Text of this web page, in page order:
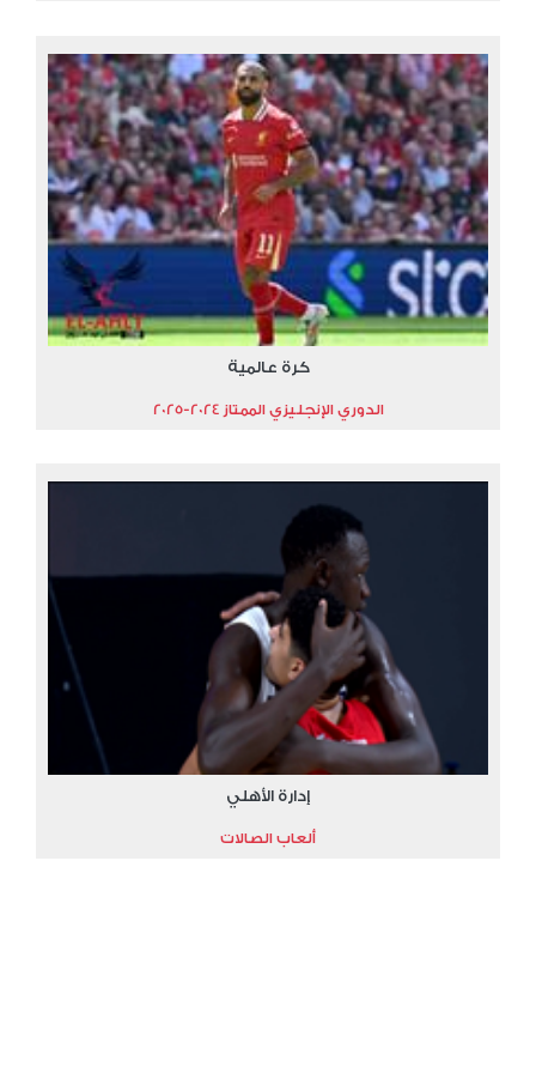
كرة عالمية
الدوري الإنجليزي الممتاز 2024-2025
إدارة الأهلي
ألعاب الصالات